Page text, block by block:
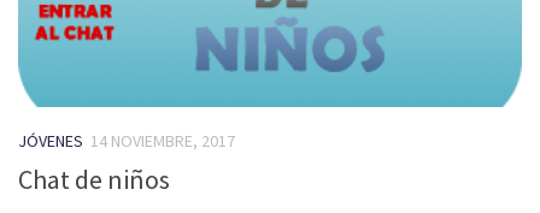
JÓVENES 14 NOVIEMBRE, 2017
Chat de niños